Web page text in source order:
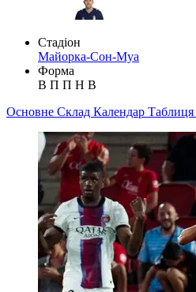
Стадіон
Майорка-Сон-Муа
Форма
В П П Н В
Основне Склад Календар Таблиця